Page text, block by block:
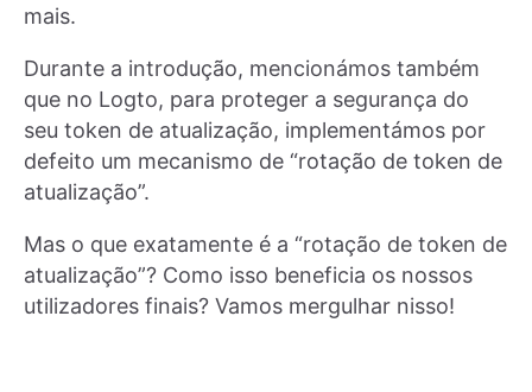
mais.
Durante a introdução, mencionámos também
que no Logto, para proteger a segurança do
seu token de atualização, implementámos por
defeito um mecanismo de “rotação de token de
atualização”.
Mas o que exatamente é a “rotação de token de
atualização”? Como isso beneficia os nossos
utilizadores finais? Vamos mergulhar nisso!